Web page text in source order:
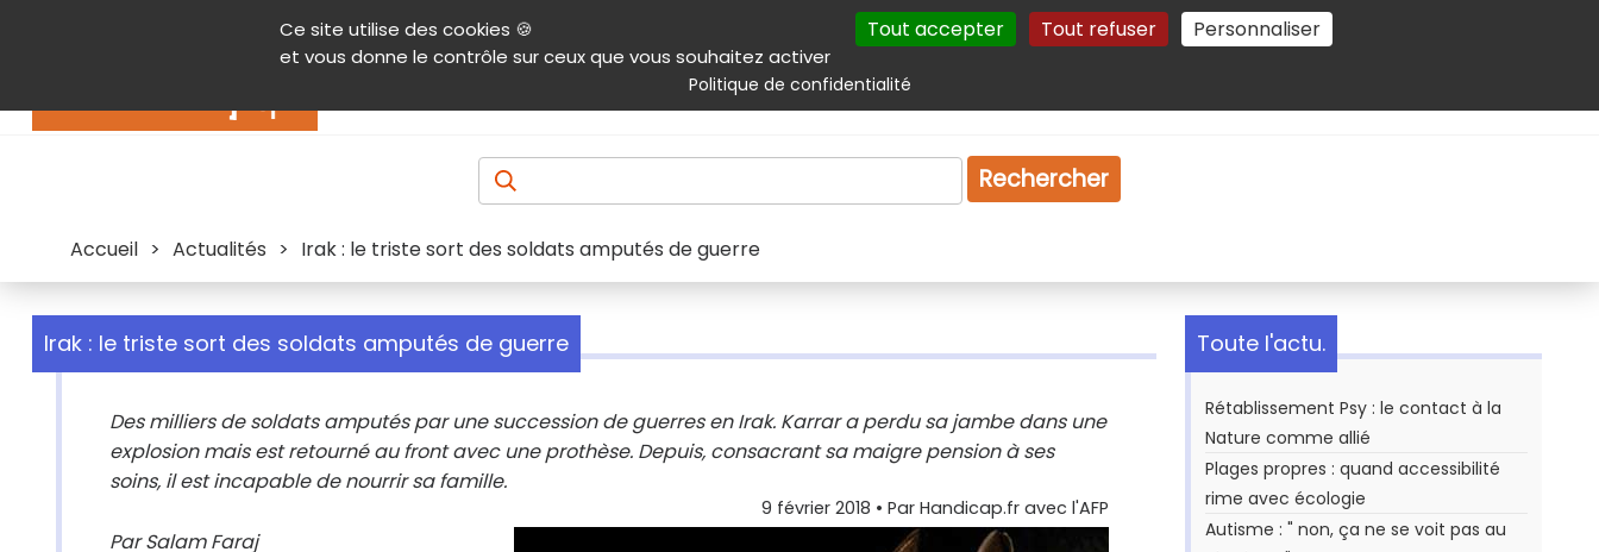
Ce site utilise des cookies 🍪
et vous donne le contrôle sur ceux que vous souhaitez activer
Tout accepter Tout refuser Personnaliser
Politique de confidentialité
Contenu Aide et accessibilité Menu principal Autres services Plan du site Gestion des cookies
Produits & services Emploi Droit
Rechercher
Accueil > Actualités > Irak : le triste sort des soldats amputés de guerre
Irak : le triste sort des soldats amputés de guerre
Des milliers de soldats amputés par une succession de guerres en Irak. Karrar a perdu sa jambe dans une
explosion mais est retourné au front avec une prothèse. Depuis, consacrant sa maigre pension à ses
soins, il est incapable de nourrir sa famille.
9 février 2018 • Par Handicap.fr avec l'AFP
Par Salam Faraj
Toute l'actu.
Rétablissement Psy : le contact à la
Nature comme allié
Plages propres : quand accessibilité
rime avec écologie
Autisme : " non, ça ne se voit pas au